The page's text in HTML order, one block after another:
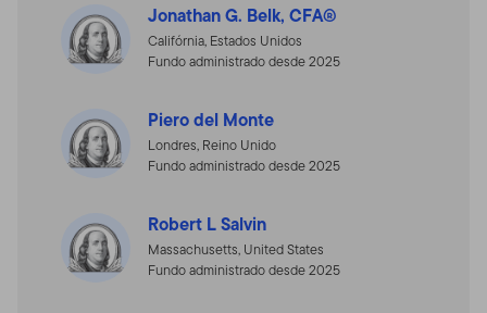
Jonathan G. Belk, CFA®
Califórnia, Estados Unidos
Fundo administrado desde 2025
Piero del Monte
Londres, Reino Unido
Fundo administrado desde 2025
Robert L Salvin
Massachusetts, United States
Fundo administrado desde 2025